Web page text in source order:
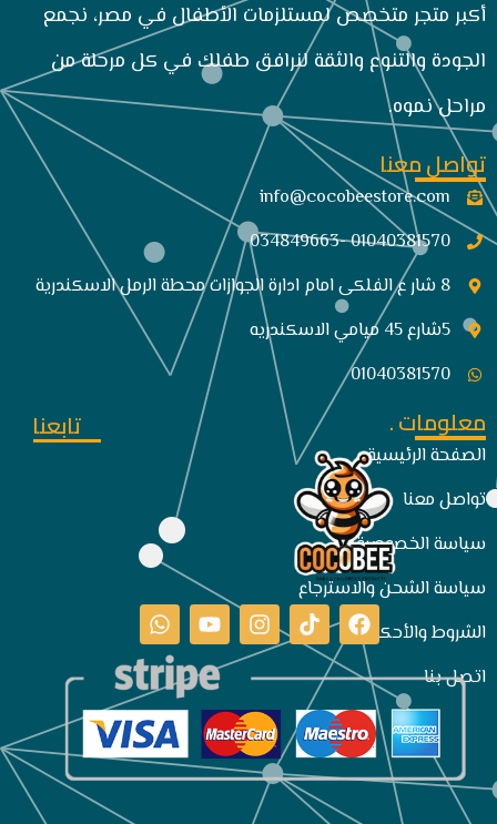
أكبر متجر متخصص لمستلزمات الأطفال في مصر، نجمع
الجودة والتنوع والثقة لنرافق طفلك في كل مرحلة من
مراحل نموه.
تواصل معنا
info@cocobeestore.com​
01040381570 -034849663
8 شار ع الفلكى امام ادارة الجوازات محطة الرمل الاسكندرية
5شارع 45 ميامي الاسكندريه
01040381570
معلومات .
الصفحة الرئيسية
تواصل معنا
سياسة الخصوصية
سياسة الشحن والاسترجاع
الشروط والأحكام
اتصل بنا
تابعنا